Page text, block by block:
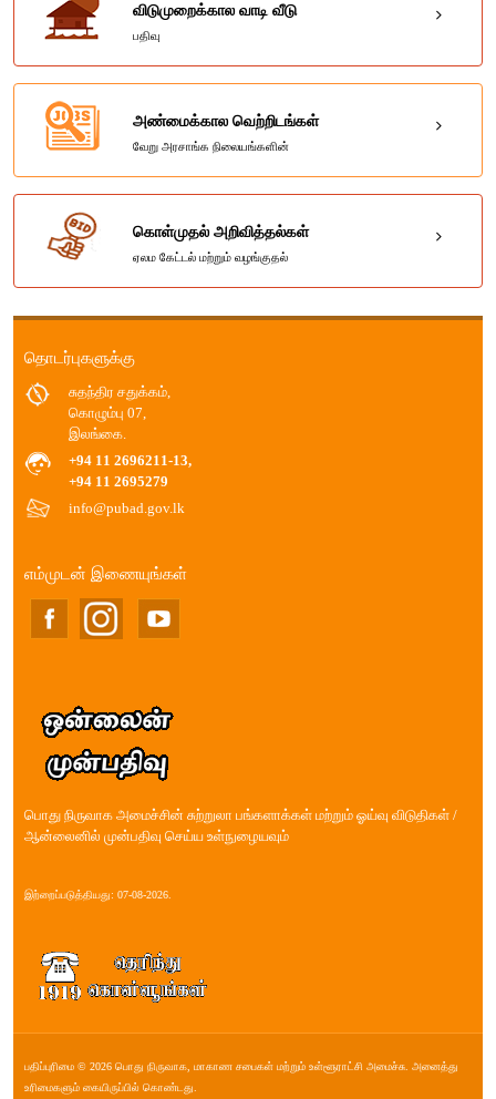
விடுமுறைக்கால வாடி வீடு
பதிவு
அண்மைக்கால வெற்றிடங்கள்
வேறு அரசாங்க நிலையங்களின்
கொள்முதல் அறிவித்தல்கள்
ஏலம கேட்டல் மற்றும் வழங்குதல்
தொடர்புகளுக்கு
சுதந்திர சதுக்கம்,
கொழும்பு 07,
இலங்கை.
+94 11 2696211-13,
+94 11 2695279
info@pubad.gov.lk
எம்முடன் இணையுங்கள்
பொது நிருவாக அமைச்சின் சுற்றுலா பங்களாக்கள் மற்றும் ஓய்வு விடுதிகள் /
ஆன்லைனில் முன்பதிவு செய்ய உள்நுழையவும்
இற்றைப்படுத்தியது: 07-08-2026.
பதிப்புரிமை © 2026 பொது நிருவாக, மாகாண சபை௧ள் மற்றும் உள்ளூராட்சி அமைச்சு. அனைத்து
உரிமைகளும் கையிருப்பில் கொண்டது.